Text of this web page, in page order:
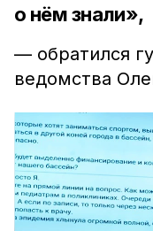
о нём знали»,
— обратился
ведомства